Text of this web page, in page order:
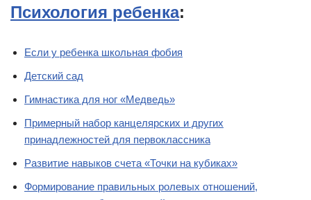
Психология ребенка:
Если у ребенка школьная фобия
Детский сад
Гимнастика для ног «Медведь»
Примерный набор канцелярских и других
принадлежностей для первоклассника
Развитие навыков счета «Точки на кубиках»
Формирование правильных ролевых отношений,